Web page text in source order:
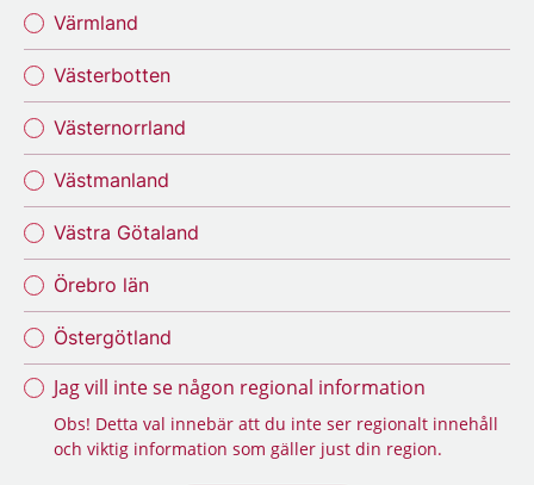
Värmland
Västerbotten
Västernorrland
Västmanland
Västra Götaland
Örebro län
Östergötland
Jag vill inte se någon regional information
Obs! Detta val innebär att du inte ser regionalt innehåll
och viktig information som gäller just din region.